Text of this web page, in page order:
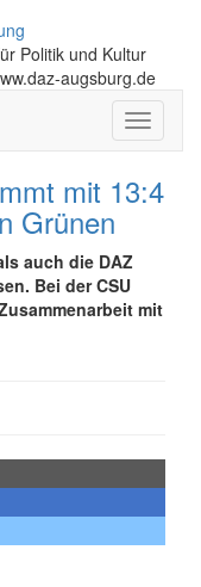
Politik und Kultur
augsburg.de
Toggle
mit 13:4
Grünen
auch die DAZ
Bei der CSU
mit